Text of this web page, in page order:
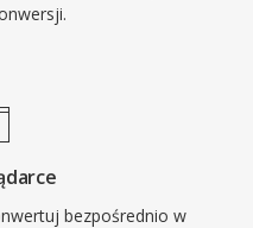
bezpośrednio w